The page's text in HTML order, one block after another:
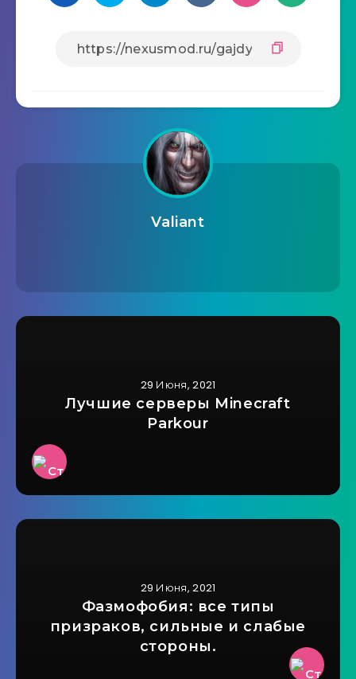
Valiant
29 Июня, 2021
Лучшие серверы Minecraft
Parkour
29 Июня, 2021
Фазмофобия: все типы
призраков, сильные и слабые
стороны.